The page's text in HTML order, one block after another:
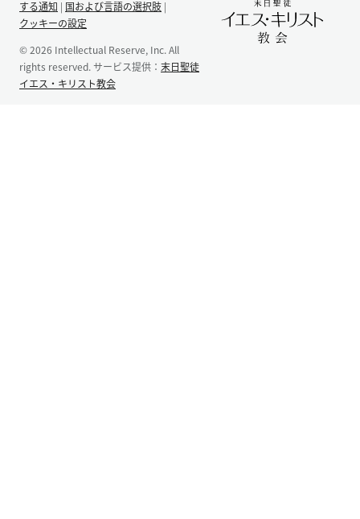
する通知 | 国および言語の選択肢 |
クッキーの設定
© 2026 Intellectual Reserve, Inc. All
rights reserved. サービス提供： 末日聖徒
イエス・キリスト教会